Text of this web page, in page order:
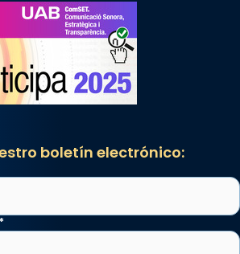
boletín electrónico:
*